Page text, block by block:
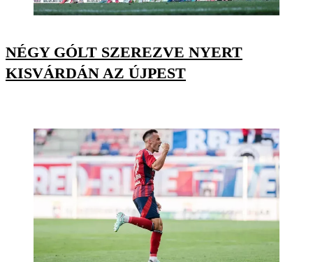
NÉGY GÓLT SZEREZVE NYERT
KISVÁRDÁN AZ ÚJPEST